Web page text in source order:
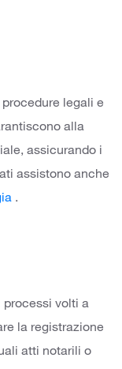
legali e
alla
assicurando i
assistono anche
.
processi volti a
la registrazione
atti notarili o